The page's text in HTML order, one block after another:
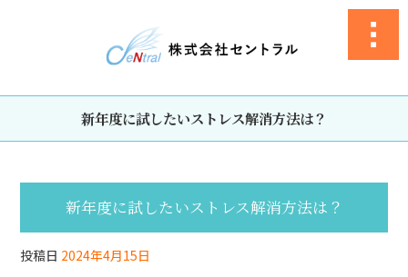
新年度に試したいストレス解消方法は？
新年度に試したいストレス解消方法は？
投稿日 2024年4月15日